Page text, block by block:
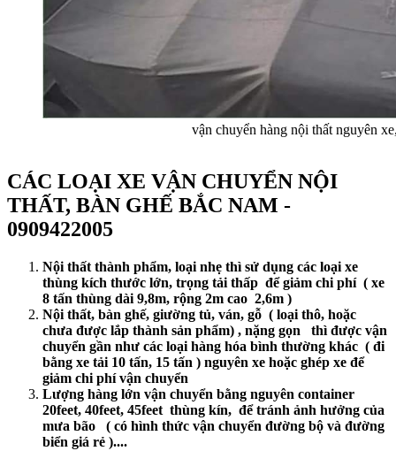
vận chuyển hàng nội thất nguyên
CÁC LOẠI XE VẬN CHUYỂN NỘI
THẤT, BÀN GHẾ BẮC NAM -
0909422005
Nội thất thành phẩm, loại nhẹ thì sử dụng các loại xe
thùng kích thước lớn, trọng tải thấp để giảm chi phí ( xe
8 tấn thùng dài 9,8m, rộng 2m cao 2,6m )
Nội thất, bàn ghế, giường tủ, ván, gỗ ( loại thô, hoặc
chưa được lắp thành sản phẩm) , nặng gọn thì được vận
chuyển gần như các loại hàng hóa bình thường khác ( đi
bằng xe tải 10 tấn, 15 tấn ) nguyên xe hoặc ghép xe để
giảm chi phí vận chuyển
Lượng hàng lớn vận chuyển bằng nguyên container
20feet, 40feet, 45feet thùng kín, để tránh ảnh hưởng của
mưa bão ( có hình thức vận chuyển đường bộ và đường
biển giá rẻ )....